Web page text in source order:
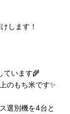
します！
ています🌾
のもち米です✨
選別機を4台と